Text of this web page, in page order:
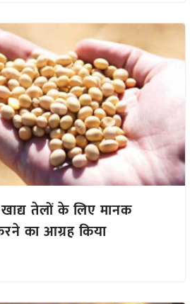
तेलों के लिए मानक
का आग्रह किया